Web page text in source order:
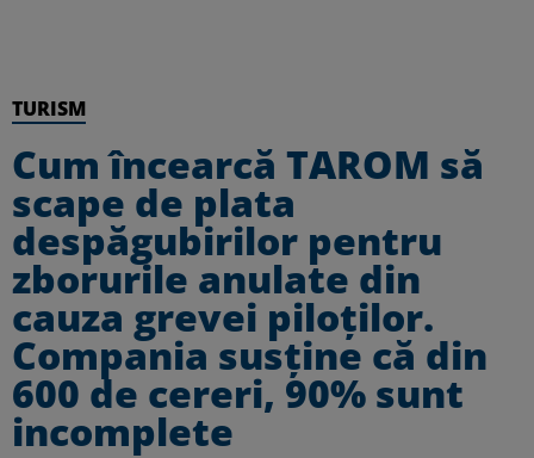
TURISM
Cum încearcă TAROM să
scape de plata
despăgubirilor pentru
zborurile anulate din
cauza grevei piloţilor.
Compania susţine că din
600 de cereri, 90% sunt
incomplete